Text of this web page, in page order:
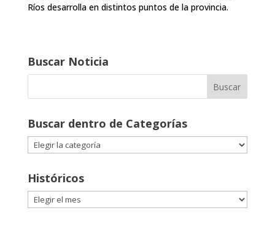
Ríos desarrolla en distintos puntos de la provincia.
Buscar Noticia
Buscar dentro de Categorías
Buscar
dentro
Categorías
Históricos
Históricos